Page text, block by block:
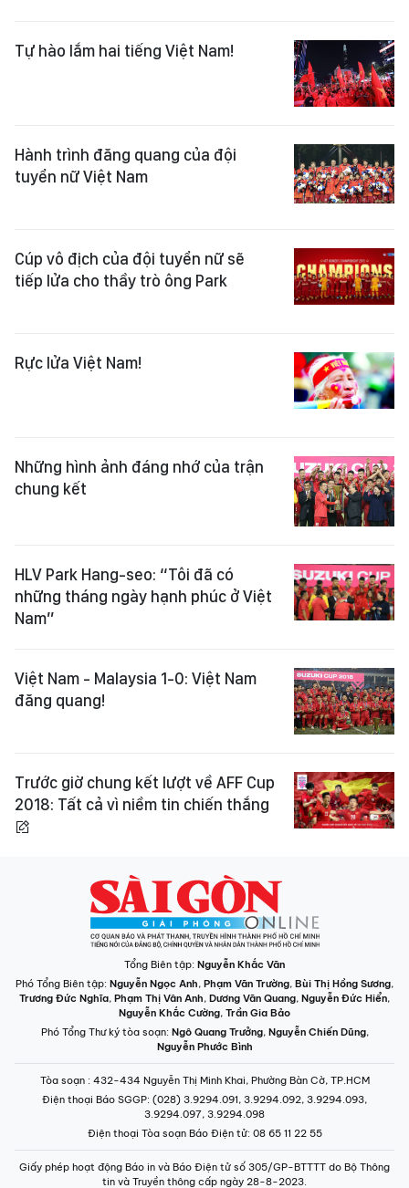
Tự hào lắm hai tiếng Việt Nam!
Hành trình đăng quang của đội
tuyển nữ Việt Nam
Cúp vô địch của đội tuyển nữ sẽ
tiếp lửa cho thầy trò ông Park
Rực lửa Việt Nam!
Những hình ảnh đáng nhớ của trận
chung kết
HLV Park Hang-seo: “Tôi đã có
những tháng ngày hạnh phúc ở Việt
Nam”
Việt Nam - Malaysia 1-0: Việt Nam
đăng quang!
Trước giờ chung kết lượt về AFF Cup
2018: Tất cả vì niềm tin chiến thắng
Tổng Biên tập: Nguyễn Khắc Văn
Phó Tổng Biên tập: Nguyễn Ngọc Anh, Phạm Văn Trường, Bùi Thị Hồng Sương,
Trương Đức Nghĩa, Phạm Thị Vân Anh, Dương Văn Quang, Nguyễn Đức Hiển,
Nguyễn Khắc Cường, Trần Gia Bảo
Phó Tổng Thư ký tòa soạn: Ngô Quang Trưởng, Nguyễn Chiến Dũng,
Nguyễn Phước Bình
Tòa soạn : 432-434 Nguyễn Thị Minh Khai, Phường Bàn Cờ, TP.HCM
Điện thoại Báo SGGP: (028) 3.9294.091, 3.9294.092, 3.9294.093,
3.9294.097, 3.9294.098
Điện thoại Tòa soạn Báo Điện tử: 08 65 11 22 55
Giấy phép hoạt động Báo in và Báo Điện tử số 305/GP-BTTTT do Bộ Thông
tin và Truyền thông cấp ngày 28-8-2023.